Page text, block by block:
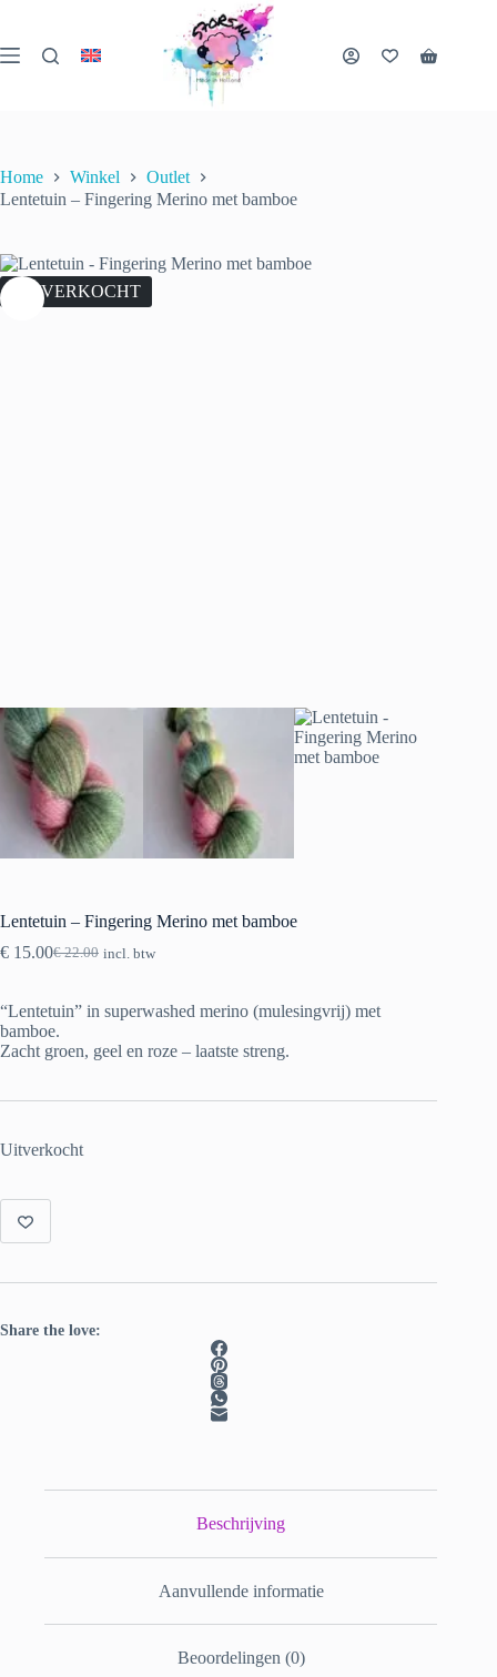
de
inhoud
Home Winkel
Outlet
Lentetuin – Fingering Merino met bamboe
UITVERKOCHT
Lentetuin – Fingering Merino met bamboe
€22.00
Oorspronkelijke
was:
€ 22.00.
€ 15.00Huidige
is:
€ 15.00.
incl. btw
“Lentetuin” in superwashed merino (mulesingvrij) met
bamboe.
Zacht groen, geel en roze – laatste streng.
Uitverkocht
Share the love:
Beschrijving
Aanvullende informatie
Beoordelingen (0)